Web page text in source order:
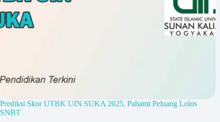
Prediksi Skor UTBK UIN SUKA 2025, Pahami Peluang Lolos
SNBT